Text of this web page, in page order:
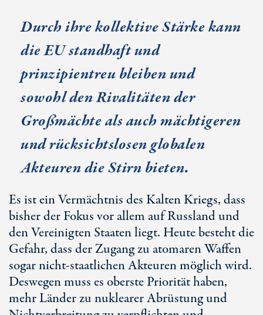
Durch ihre kollektive Stärke kann
die EU standhaft und
prinzipientreu bleiben und
sowohl den Rivalitäten der
Großmächte als auch mächtigeren
und rücksichtslosen globalen
Akteuren die Stirn bieten.
Es ist ein Vermächtnis des Kalten Kriegs, dass
bisher der Fokus vor allem auf Russland und
den Vereinigten Staaten liegt. Heute besteht die
Gefahr, dass der Zugang zu atomaren Waffen
sogar nicht-staatlichen Akteuren möglich wird.
Deswegen muss es oberste Priorität haben,
mehr Länder zu nuklearer Abrüstung und